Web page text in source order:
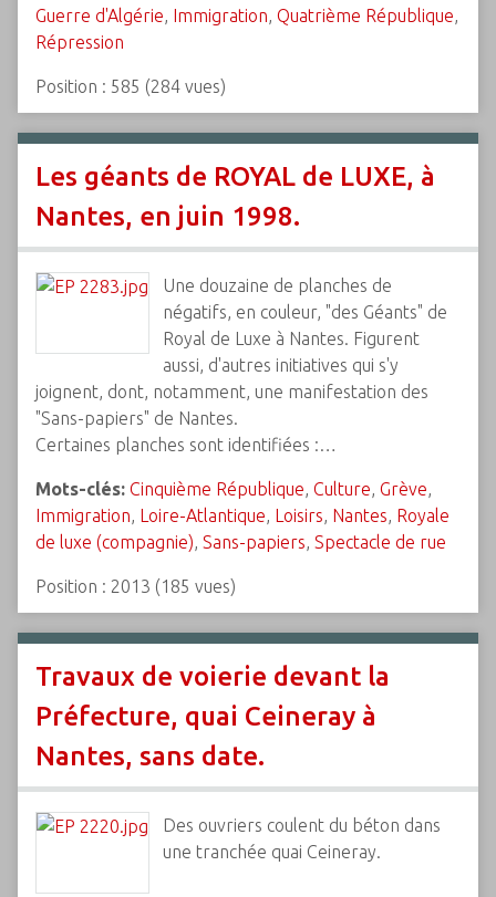
Guerre d'Algérie, Immigration, Quatrième République,
Répression
Position : 585 (284 vues)
Les géants de ROYAL de LUXE, à
Nantes, en juin 1998.
Une douzaine de planches de
négatifs, en couleur, "des Géants" de
Royal de Luxe à Nantes. Figurent
aussi, d'autres initiatives qui s'y
joignent, dont, notamment, une manifestation des
"Sans-papiers" de Nantes.
Certaines planches sont identifiées :…
Mots-clés: Cinquième République, Culture, Grève,
Immigration, Loire-Atlantique, Loisirs, Nantes, Royale
de luxe (compagnie), Sans-papiers, Spectacle de rue
Position : 2013 (185 vues)
Travaux de voierie devant la
Préfecture, quai Ceineray à
Nantes, sans date.
Des ouvriers coulent du béton dans
une tranchée quai Ceineray.